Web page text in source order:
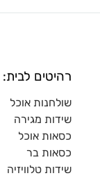
רהיטים לבית:
שולחנות אוכל
שידות מגירה
כסאות אוכל
כסאות בר
שידות טלוויזיה